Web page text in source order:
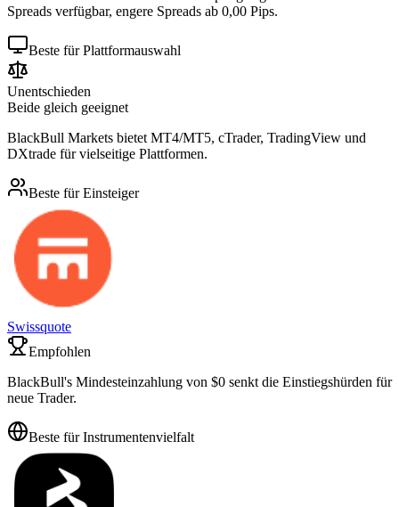
Spreads verfügbar, engere Spreads ab 0,00 Pips.
Beste für Plattformauswahl
Unentschieden
Beide gleich geeignet
BlackBull Markets bietet MT4/MT5, cTrader, TradingView und
DXtrade für vielseitige Plattformen.
Beste für Einsteiger
Swissquote
Empfohlen
BlackBull's Mindesteinzahlung von $0 senkt die Einstiegshürden für
neue Trader.
Beste für Instrumentenvielfalt